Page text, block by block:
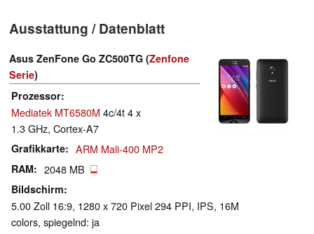
Ausstattung / Datenblatt
Asus ZenFone Go ZC500TG (Zenfone
Serie)
Prozessor
Mediatek MT6580M 4c/4t 4 x
1.3 GHz, Cortex-A7
Grafikkarte ARM Mali-400 MP2
RAM 2048 MB
Bildschirm
5.00 Zoll 16:9, 1280 x 720 Pixel 294 PPI, IPS, 16M
colors, spiegelnd: ja